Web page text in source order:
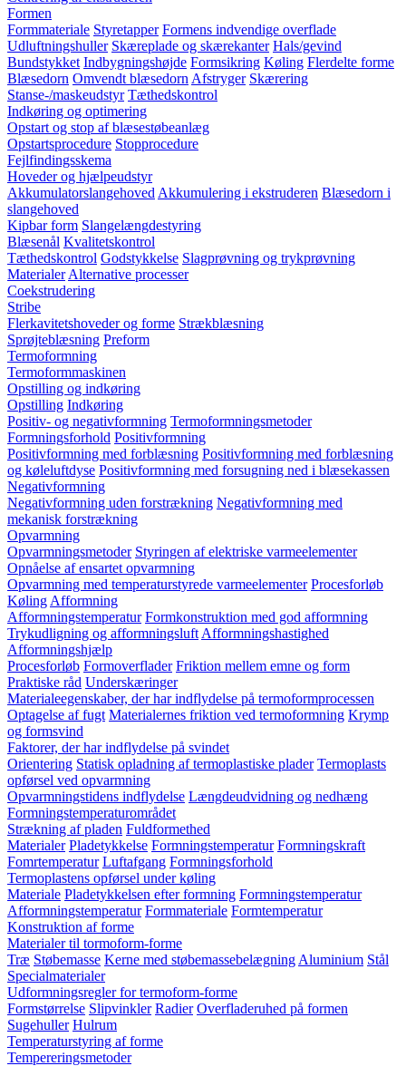
Formen
Formmateriale Styretapper Formens indvendige overflade
Udluftningshuller Skæreplade og skærekanter Hals/gevind
Bundstykket Indbygningshøjde Formsikring Køling Flerdelte forme
Blæsedorn Omvendt blæsedorn Afstryger Skærering
Stanse-/maskeudstyr Tæthedskontrol
Indkøring og optimering
Opstart og stop af blæsestøbeanlæg
Opstartsprocedure Stopprocedure
Fejlfindingsskema
Hoveder og hjælpeudstyr
Akkumulatorslangehoved Akkumulering i ekstruderen Blæsedorn i
slangehoved
Kipbar form Slangelængdestyring
Blæsenål Kvalitetskontrol
Tæthedskontrol Godstykkelse Slagprøvning og trykprøvning
Materialer Alternative processer
Coekstrudering
Stribe
Flerkavitetshoveder og forme Strækblæsning
Sprøjteblæsning Preform
Termoformning
Termoformmaskinen
Opstilling og indkøring
Opstilling Indkøring
Positiv- og negativformning Termoformningsmetoder
Formningsforhold Positivformning
Positivformning med forblæsning Positivformning med forblæsning
og køleluftdyse Positivformning med forsugning ned i blæsekassen
Negativformning
Negativformning uden forstrækning Negativformning med
mekanisk forstrækning
Opvarmning
Opvarmningsmetoder Styringen af elektriske varmeelementer
Opnåelse af ensartet opvarmning
Opvarmning med temperaturstyrede varmeelementer Procesforløb
Køling Afformning
Afformningstemperatur Formkonstruktion med god afformning
Trykudligning og afformningsluft Afformningshastighed
Afformningshjælp
Procesforløb Formoverflader Friktion mellem emne og form
Praktiske råd Underskæringer
Materialeegenskaber, der har indflydelse på termoformprocessen
Optagelse af fugt Materialernes friktion ved termoformning Krymp
og formsvind
Faktorer, der har indflydelse på svindet
Orientering Statisk opladning af termoplastiske plader Termoplasts
opførsel ved opvarmning
Opvarmningstidens indflydelse Længdeudvidning og nedhæng
Formningstemperaturområdet
Strækning af pladen Fuldformethed
Materialer Pladetykkelse Formningstemperatur Formningskraft
Fomrtemperatur Luftafgang Formningsforhold
Termoplastens opførsel under køling
Materiale Pladetykkelsen efter formning Formningstemperatur
Afformningstemperatur Formmateriale Formtemperatur
Konstruktion af forme
Materialer til tormoform-forme
Træ Støbemasse Kerne med støbemassebelægning Aluminium Stål
Specialmaterialer
Udformningsregler for termoform-forme
Formstørrelse Slipvinkler Radier Overfladeruhed på formen
Sugehuller Hulrum
Temperaturstyring af forme
Tempereringsmetoder